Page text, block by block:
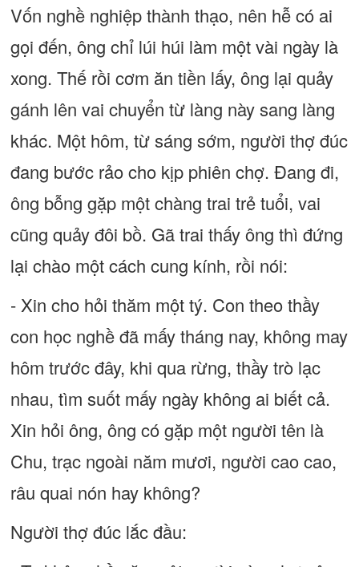
Vốn nghề nghiệp thành thạo, nên hễ có ai
gọi đến, ông chỉ lúi húi làm một vài ngày là
xong. Thế rồi cơm ăn tiền lấy, ông lại quảy
gánh lên vai chuyển từ làng này sang làng
khác. Một hôm, từ sáng sớm, người thợ đúc
đang bước rảo cho kịp phiên chợ. Đang đi,
ông bỗng gặp một chàng trai trẻ tuổi, vai
cũng quảy đôi bồ. Gã trai thấy ông thì đứng
lại chào một cách cung kính, rồi nói:
- Xin cho hỏi thăm một tý. Con theo thầy
con học nghề đã mấy tháng nay, không may
hôm trước đây, khi qua rừng, thầy trò lạc
nhau, tìm suốt mấy ngày không ai biết cả.
Xin hỏi ông, ông có gặp một người tên là
Chu, trạc ngoài năm mươi, người cao cao,
râu quai nón hay không?
Người thợ đúc lắc đầu: